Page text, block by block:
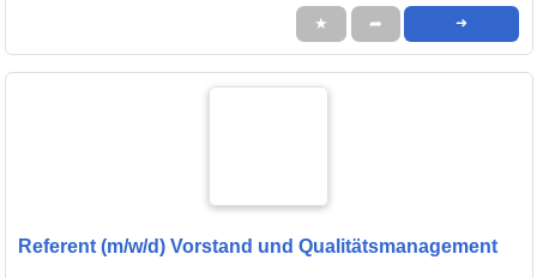
★ ➦ ➜
Referent (m/w/d) Vorstand und Qualitätsmanagement